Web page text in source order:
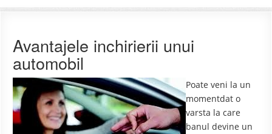
Avantajele inchirierii unui
automobil
Poate veni la un
momentdat o
varsta la care
banul devine un